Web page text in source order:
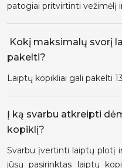
patogiai pritvirtinti vežimėlį
Kokį maksimalų svorį
pakelti?
Laiptų kopikliai gali pakelti
Į ką svarbu atkreipti
kopiklį?
Svarbu įvertinti laiptų plotį
jūsų pasirinktas laiptų